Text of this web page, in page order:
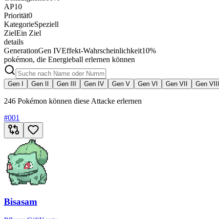
AP10
Priorität0
KategorieSpeziell
ZielEin Ziel
details
GenerationGen IVEffekt-Wahrscheinlichkeit10%
pokémon, die Energieball erlernen können
Gen I Gen II Gen III Gen IV Gen V Gen VI Gen VII Gen VIII
246 Pokémon können diese Attacke erlernen
#001
Bisasam